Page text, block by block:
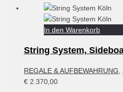
In den Warenkorb
String System,
REGALE & AUFBEWAHRUNG
€ 2.370,00